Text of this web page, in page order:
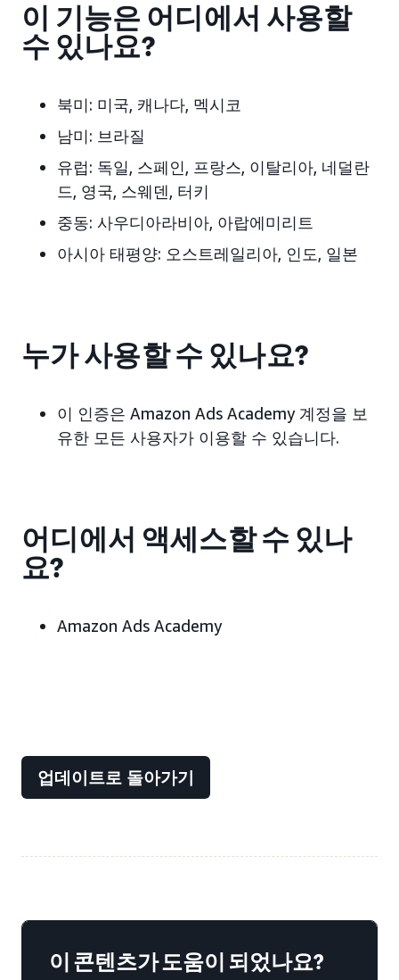
이 기능은 어디에서 사용할
수 있나요?
북미: 미국, 캐나다, 멕시코
남미: 브라질
유럽: 독일, 스페인, 프랑스, 이탈리아, 네덜란
드, 영국, 스웨덴, 터키
중동: 사우디아라비아, 아랍에미리트
아시아 태평양: 오스트레일리아, 인도, 일본
누가 사용할 수 있나요?
이 인증은 Amazon Ads Academy 계정을 보
유한 모든 사용자가 이용할 수 있습니다.
어디에서 액세스할 수 있나
요?
Amazon Ads Academy
업데이트로 돌아가기
이 콘텐츠가 도움이 되었나요?